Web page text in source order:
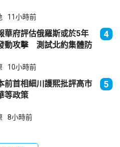
11小時前
華府評估俄羅斯或於5年
動攻擊 測試北約集體防
4
10小時前
前首相細川護熙批評高市
等政策
5
8小時前